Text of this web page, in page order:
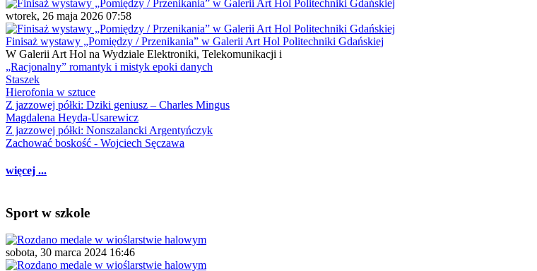
wtorek, 26 maja 2026 07:58
Finisaż wystawy „Pomiędzy / Przenikania” w Galerii Art Hol Politechniki Gdańskiej
W Galerii Art Hol na Wydziale Elektroniki, Telekomunikacji i
„Racjonalny” romantyk i mistyk epoki danych
Staszek
Hierofonia w sztuce
Z jazzowej półki: Dziki geniusz – Charles Mingus
Magdalena Heyda-Usarewicz
Z jazzowej półki: Nonszalancki Argentyńczyk
Zachować boskość - Wojciech Sęczawa
więcej ...
Sport w szkole
sobota, 30 marca 2024 16:46